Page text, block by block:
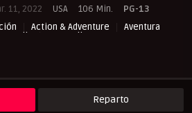
11, 2022 USA 106 Min.
PG-13
Action & Adventure
Aventura
Comedia
NewPelis org
Pelismart
UltraPelisHD
Reparto